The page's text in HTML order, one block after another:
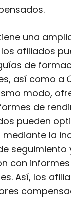
una
afiliados
de
así como a
modo,
de
pueden
la
seguimiento
con
Así, los